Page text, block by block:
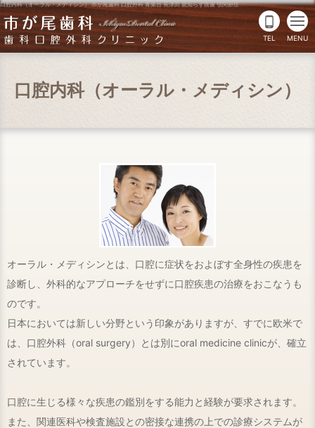
口腔内科（オーラル・メディシン） 市が尾歯科 口腔外科 青葉台 長津田 親知らず抜歯 顎関節症
phone_android
TEL MENU
口腔内科（オーラル・メディシン）
オーラル・メディシンとは、口腔に症状をおよぼす全身性の疾患を
診断し、外科的なアプローチをせずに口腔疾患の治療をおこなうも
のです。
日本においては新しい分野という印象がありますが、すでに欧米で
は、口腔外科（oral surgery）とは別にoral medicine clinicが、確立
されています。
口腔に生じる様々な疾患の鑑別をする能力と経験が要求されます。
また、関連医科や検査施設との密接な連携の上での診療システムが